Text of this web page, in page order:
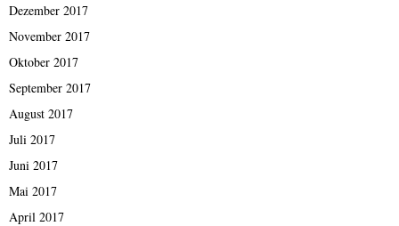
Dezember 2017
November 2017
Oktober 2017
September 2017
August 2017
Juli 2017
Juni 2017
Mai 2017
April 2017